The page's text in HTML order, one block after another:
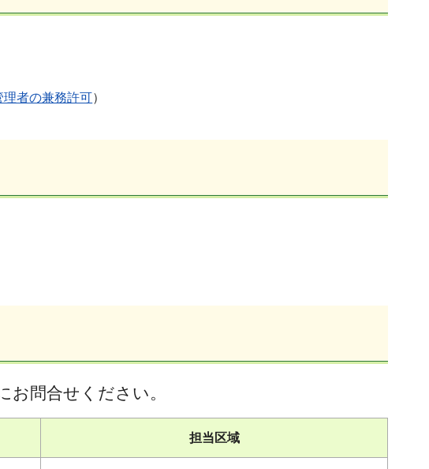
理者の兼務許可）
お問合せください。
担当区域